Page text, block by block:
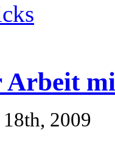
2009